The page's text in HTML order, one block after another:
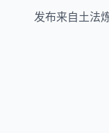
发布来自土法